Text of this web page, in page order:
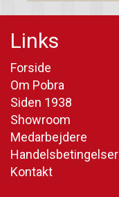
Links
Forside
Om Pobra
Siden 1938
Showroom
Medarbejdere
Handelsbetingelser
Kontakt